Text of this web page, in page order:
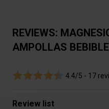
REVIEWS:
AMPOLLAS
4.4/5 - 17
Review list